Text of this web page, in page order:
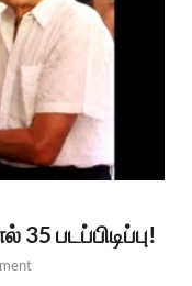
படப்பிடிப்பு!